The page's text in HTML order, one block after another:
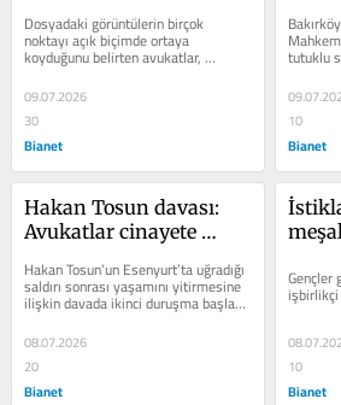
rağmen Yusuf Özakdağ
neden sanık değil?
Dosyadaki görüntülerin birçok
noktayı açık biçimde ortaya
koyduğunu belirten avukatlar,
“Gözümüzün gördüğüne neden
inanmamız istenmiyor? diyor.
09.07.2026
30
Bianet
tutuklu
10
Bianet
Hakan Tosun davası:
Avukatlar cinayete
kayıtlarını izletti
Hakan Tosun’un Esenyurt’ta uğradığı
saldırı sonrası yaşamını yitirmesine
ilişkin davada ikinci duruşma başladı.
Duruşma öncesi...
08.07.2026
20
Bianet
Gençler
işbirlikçi
10
Bianet